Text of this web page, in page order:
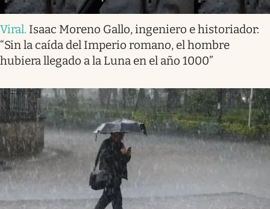
Viral. Isaac Moreno Gallo, ingeniero e historiador:
“Sin la caída del Imperio romano, el hombre
hubiera llegado a la Luna en el año 1000”